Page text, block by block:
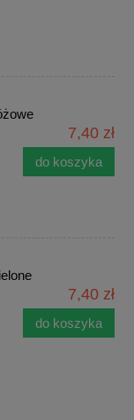
7,40 zł
do koszyka
7,40 zł
do koszyka